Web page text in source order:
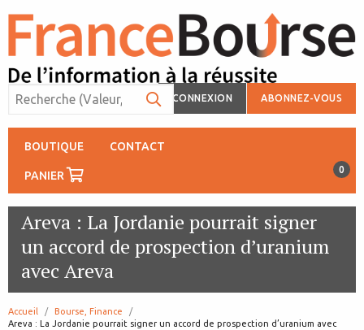
CONNEXION ABONNEZ-VOUS
BOUTIQUE CONTACT
PANIER 0
Areva : La Jordanie pourrait signer
un accord de prospection d’uranium
avec Areva
Accueil
Bourse, Finance
page:
Areva : La Jordanie pourrait signer un accord de prospection d’uranium avec